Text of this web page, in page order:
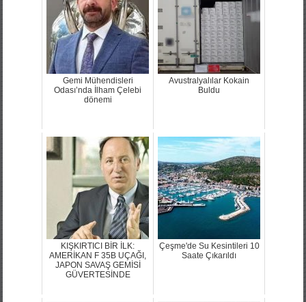
Gemi Mühendisleri
Odası’nda İlham Çelebi
dönemi
Avustralyalılar Kokain
Buldu
KIŞKIRTICI BİR İLK:
AMERİKAN F 35B UÇAĞI,
JAPON SAVAŞ GEMİSİ
GÜVERTESİNDE
Çeşme'de Su Kesintileri 10
Saate Çıkarıldı